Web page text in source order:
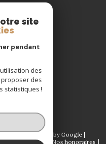
powered by Google |
Partenaires Nos honoraires
site
pendant
des
des
statistiques !